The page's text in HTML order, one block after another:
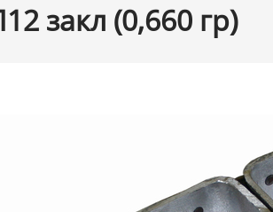
закл (0,660 гр)